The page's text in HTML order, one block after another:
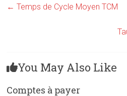
← Temps de Cycle Moyen TCM
You May Also Like
Comptes à payer